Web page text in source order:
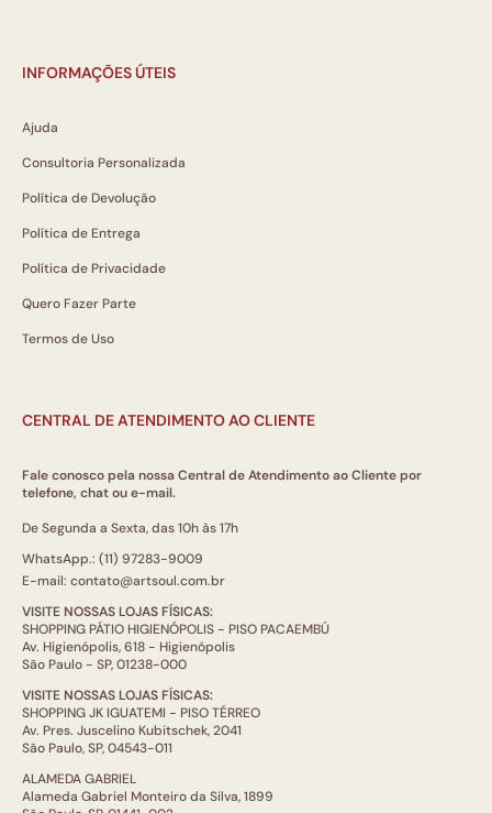
INFORMAÇÕES ÚTEIS
Ajuda
Consultoria Personalizada
Política de Devolução
Política de Entrega
Política de Privacidade
Quero Fazer Parte
Termos de Uso
CENTRAL DE ATENDIMENTO AO CLIENTE
Fale conosco pela nossa Central de Atendimento ao Cliente por
telefone, chat ou e-mail.
De Segunda a Sexta, das 10h às 17h
WhatsApp.: (11) 97283-9009
E-mail: contato@artsoul.com.br
VISITE NOSSAS LOJAS FÍSICAS:
SHOPPING PÁTIO HIGIENÓPOLIS - PISO PACAEMBÚ
Av. Higienópolis, 618 - Higienópolis
São Paulo - SP, 01238-000
VISITE NOSSAS LOJAS FÍSICAS:
SHOPPING JK IGUATEMI - PISO TÉRREO
Av. Pres. Juscelino Kubitschek, 2041
São Paulo, SP, 04543-011
ALAMEDA GABRIEL
Alameda Gabriel Monteiro da Silva, 1899